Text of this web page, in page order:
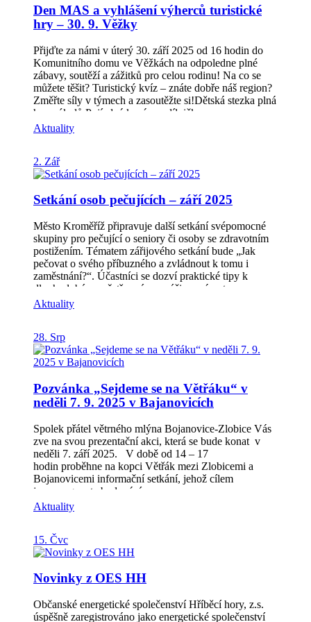
Zlínského kraje, který vydává souhlasné stanovisko
[…]
Den MAS a vyhlášení výherců turistické
hry – 30. 9. Věžky
Přijďte za námi v úterý 30. září 2025 od 16 hodin do
Komunitního domu ve Věžkách na odpoledne plné
zábavy, soutěží a zážitků pro celou rodinu! Na co se
můžete těšit? Turistický kvíz – znáte dobře náš region?
Změřte síly v týmech a zasoutěžte si!Dětská stezka plná
her a úkolů.Pojízdná kavárna, dílničky a
občerstvení.Od 17:30 nás čeká velké finále – slavnostní
vyhlášení výherců turistické hry Za krásami Hříběcích
září od 16:00 Na jaké ceny v turistické hře „Za krásami
Hříběcích hor“ se můžete těšit? (celým létem sbíraná
turistický stan, let vírníkem, turistický batoh s
skvělých cen od našich sponzorů! Kompletní seznam
cen a sponzorů najdete na našem webu:
https://poznejte.hribecihory.cz/za-krasami-hribecich-
hor/ Více informací o akci najdete také na našich
stránkách v části DEN MAS
https://www.hribecihory.cz/z-naseho-regionu/den-mas/
Těšíme se na vás!
Aktuality
2. Zář
Setkání osob pečujících – září 2025
Město Kroměříž připravuje další setkání svépomocné
skupiny pro pečující o seniory či osoby se zdravotním
postižením. Tématem zářijového setkání bude „Jak
pečovat o svého příbuzného a zvládnout k tomu i
zaměstnání?“. Účastníci se dozví praktické tipy k
dlouhodobému ošetřovnému, péči po návratu z
nemocnice či možnosti, jak nezapomínat na vlastní
zdraví a odpočinek. Setkání se uskuteční ve středu 10.
Kroměřížska. Vstup je volný, není nutná registrace.
Svépomocnou skupinu povede pracovnice Sociálních
služeb města Kroměříže Bc. Radka Křupková.
Kroměříž.
Aktuality
28. Srp
Pozvánka „Sejdeme se na Větřáku“ v
neděli 7. 9. 2025 v Bajanovicích
Spolek přátel větrného mlýna Bojanovice-Zlobice Vás
zve na svou prezentační akci, která se bude konat v
neděli 7. září 2025. V době od 14 – 17
hodin proběhne na kopci Větřák mezi Zlobicemi a
Bojanovicemi informační setkání, jehož cílem
je propagovat zbudování
vyhlídky BOJANKA. Součástí akce bude „odhalení“
informačního panelu a moderování zaměřené na historii
se dozvíta na stránkách: www.bojanka-vyhlidka.cz
Aktuality
15. Čvc
Novinky z OES HH
Občanské energetické společenství Hříběcí hory, z.s.
úspěšně zaregistrováno jako energetické společenství